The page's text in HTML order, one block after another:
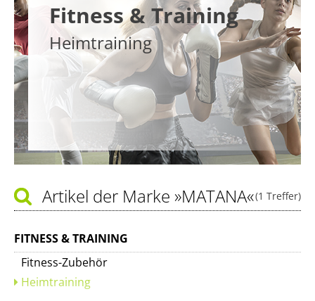
Fitness & Training
Heimtraining
(1 Treffer)
Artikel der Marke »MATANA«
FITNESS & TRAINING
Fitness-Zubehör
Heimtraining